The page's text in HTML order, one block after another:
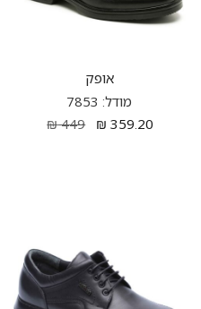
אופק
מודל: 7853
₪ 359.20
₪449